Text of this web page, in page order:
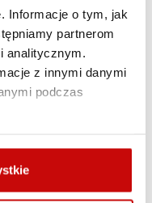
Informacje o tym, jak
partnerom
analitycznym.
z innymi danymi
podczas
zawsze
unikając zagięć
liny syntetycznej
na wiele czynników
w miejscach, gdzie
przetarcia,